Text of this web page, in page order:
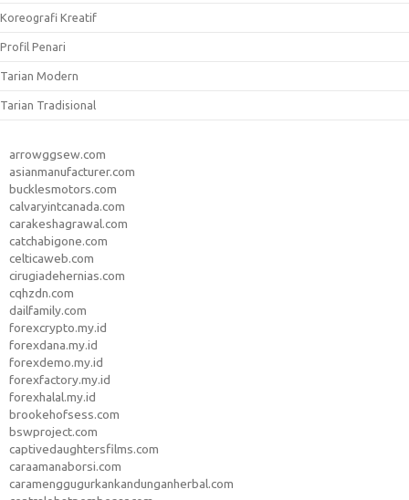
Koreografi Kreatif
Profil Penari
Tarian Modern
Tarian Tradisional
arrowggsew.com
asianmanufacturer.com
bucklesmotors.com
calvaryintcanada.com
carakeshagrawal.com
catchabigone.com
celticaweb.com
cirugiadehernias.com
cqhzdn.com
dailfamily.com
forexcrypto.my.id
forexdana.my.id
forexdemo.my.id
forexfactory.my.id
forexhalal.my.id
brookehofsess.com
bswproject.com
captivedaughtersfilms.com
caraamanaborsi.com
caramenggugurkankandunganherbal.com